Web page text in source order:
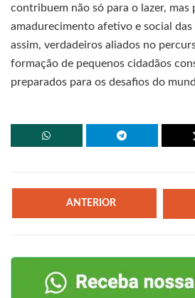
contribuem não só para o lazer, mas
amadurecimento afetivo e social
assim, verdadeiros aliados no
formação de pequenos cidadãos
preparados para os desafios do
ANTERIOR